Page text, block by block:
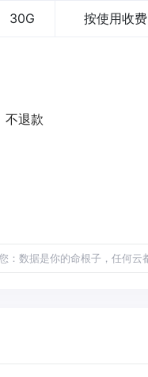
30G 按使用收费
不退款
：数据是你的命根子，任何云